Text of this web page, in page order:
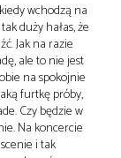
wchodzą na
duży hałas, że
Jak na razie
ale to nie jest
na spokojnie
furtkę próby,
Czy będzie w
Na koncercie
i tak